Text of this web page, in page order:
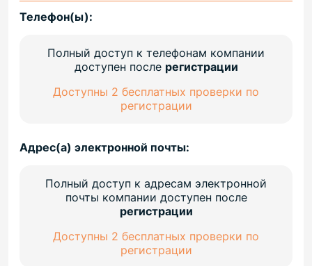
Телефон(ы):
Полный доступ к телефонам компании
доступен после регистрации
Доступны 2 бесплатных проверки по
регистрации
Адрес(а) электронной почты:
Полный доступ к адресам электронной
почты компании доступен после
регистрации
Доступны 2 бесплатных проверки по
регистрации